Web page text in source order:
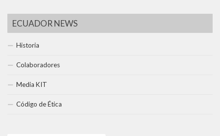
ECUADOR NEWS
Historia
Colaboradores
Media KIT
Código de Ética